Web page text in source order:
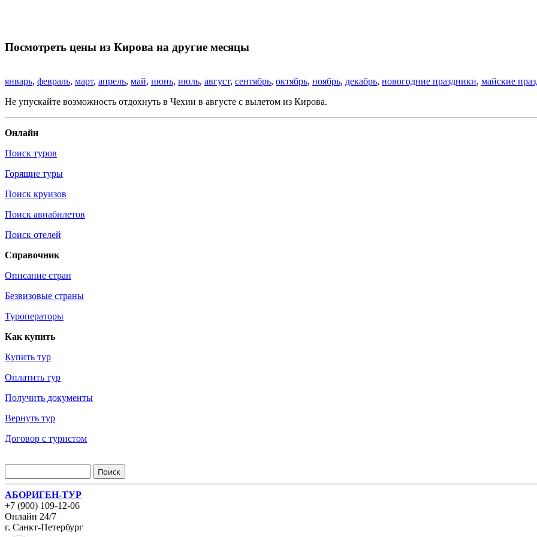
Посмотреть цены из Кирова на другие месяцы
январь, февраль, март, апрель, май, июнь, июль, август, сентябрь, октябрь, ноябрь, декабрь, новогодние праздники, майские
Не упускайте возможность отдохнуть в Чехии в августе с вылетом из Кирова.
Онлайн
Поиск туров
Горящие туры
Поиск круизов
Поиск авиабилетов
Поиск отелей
Справочник
Описание стран
Безвизовые страны
Туроператоры
Как купить
Купить тур
Оплатить тур
Получить документы
Вернуть тур
Договор с туристом
АБОРИГЕН-ТУР
+7 (900) 109-12-06
Онлайн 24/7
г. Санкт-Петербург